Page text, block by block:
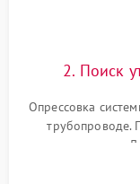
2. Поиск
Опрессовка
трубопроводе.
течеискателем.
продувка